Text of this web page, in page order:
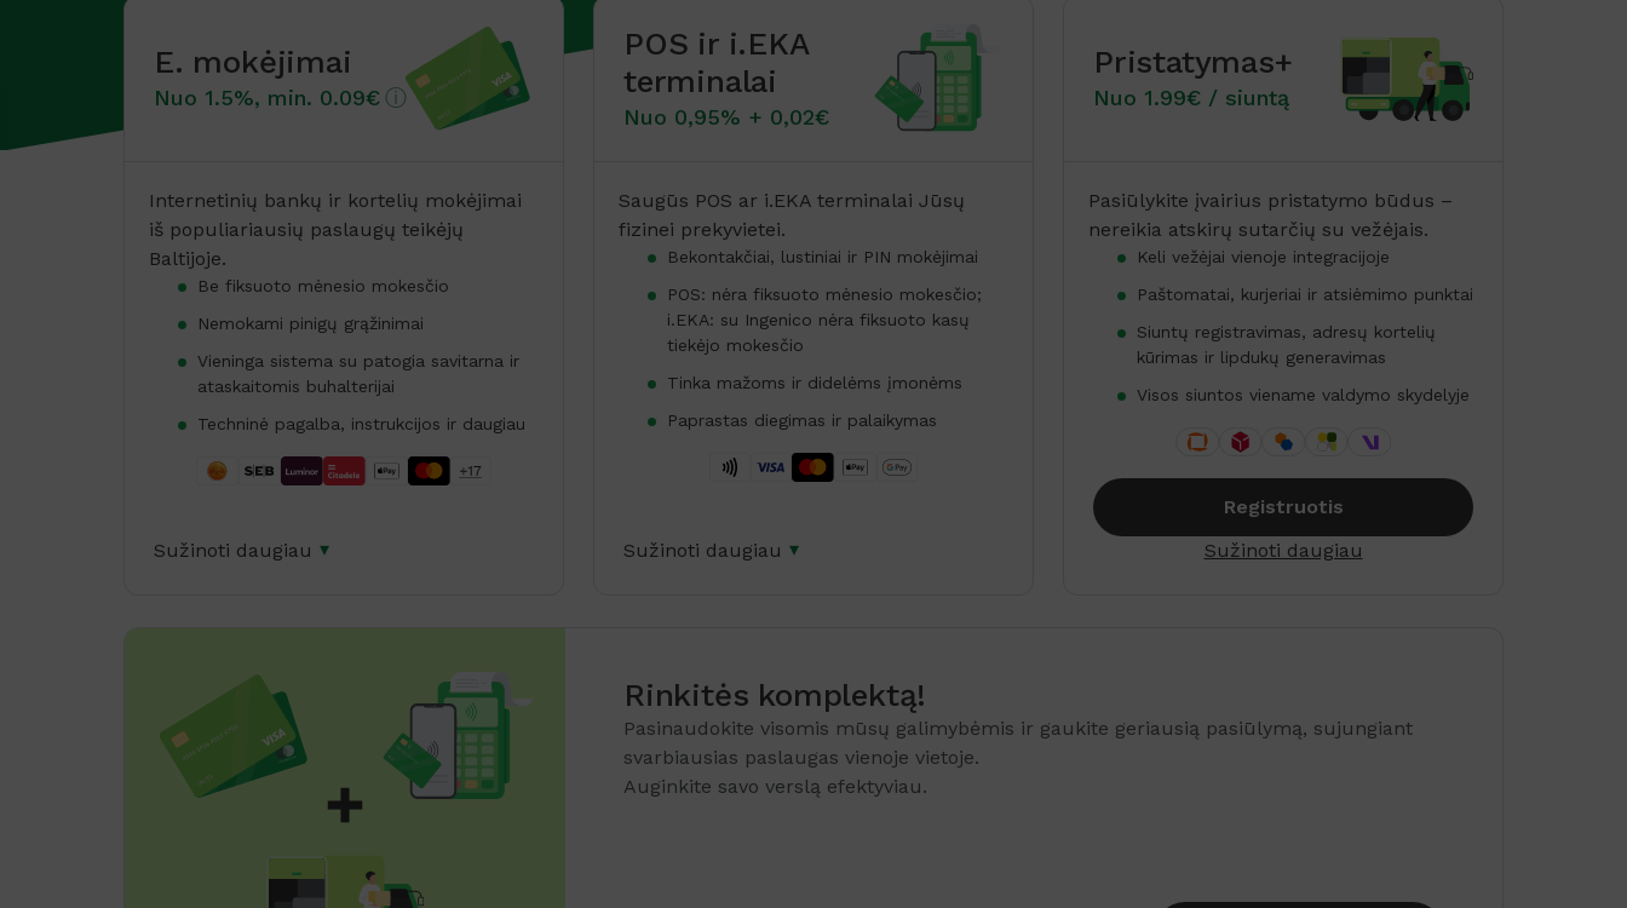
E. mokėjimai
Nuo 1.5%, min. 0.09€ ⓘ
Internetinių bankų ir kortelių mokėjimai
iš populiariausių paslaugų teikėjų
Baltijoje.
Be fiksuoto mėnesio mokesčio
Nemokami pinigų grąžinimai
Vieninga sistema su patogia savitarna ir
ataskaitomis buhalterijai
Techninė pagalba, instrukcijos ir daugiau
Sužinoti daugiau
POS ir i.EKA
terminalai
Nuo 0,95% + 0,02€
Saugūs POS ar i.EKA terminalai Jūsų
fizinei prekyvietei.
Bekontakčiai, lustiniai ir PIN mokėjimai
POS: nėra fiksuoto mėnesio mokesčio;
i.EKA: su Ingenico nėra fiksuoto kasų
tiekėjo mokesčio
Tinka mažoms ir didelėms įmonėms
Paprastas diegimas ir palaikymas
Sužinoti daugiau
Pristatymas+
Nuo 1.99€ / siuntą
Pasiūlykite įvairius pristatymo būdus –
nereikia atskirų sutarčių su vežėjais.
Keli vežėjai vienoje integracijoje
Paštomatai, kurjeriai ir atsiėmimo punktai
Siuntų registravimas, adresų kortelių
kūrimas ir lipdukų generavimas
Visos siuntos viename valdymo skydelyje
Registruotis
Sužinoti daugiau
Rinkitės komplektą!
Pasinaudokite visomis mūsų galimybėmis ir gaukite geriausią pasiūlymą, sujungiant
svarbiausias paslaugas vienoje vietoje.
Auginkite savo verslą efektyviau.